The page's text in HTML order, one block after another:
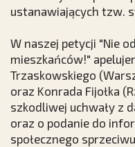
ustanawiających tzw.
W naszej petycji "Nie
mieszkańców!"
Trzaskowskiego
oraz Konrada Fijołka
szkodliwej uchwały z
oraz o podanie do
społecznego